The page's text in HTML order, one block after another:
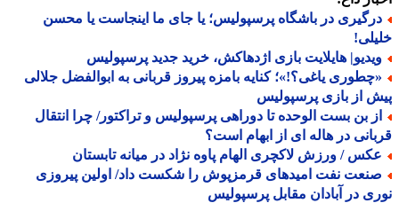
در باشگاه پرسپولیس؛ یا جای ما اینجاست یا محسن
هایلایت بازی اژدهاکش، خرید جدید پرسپولیس
یاغی؟!»؛ کنایه بامزه پیروز قربانی به ابوالفضل جلالی
از بازی پرسپولیس
بن بست الوحده تا دوراهی پرسپولیس و تراکتور/ چرا انتقال
در هاله ای از ابهام است؟
/ ورزش لاکچری الهام پاوه نژاد در میانه تابستان
نفت امیدهای قرمزپوش را شکست داد/ اولین پیروزی
در آبادان مقابل پرسپولیس